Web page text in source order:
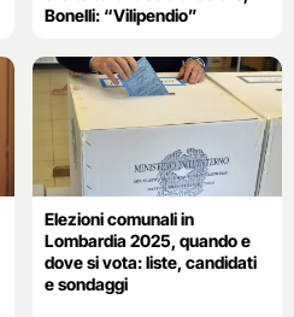
Bonelli: “Vilipendio”
Elezioni comunali in
Lombardia 2025, quando e
dove si vota: liste, candidati
e sondaggi